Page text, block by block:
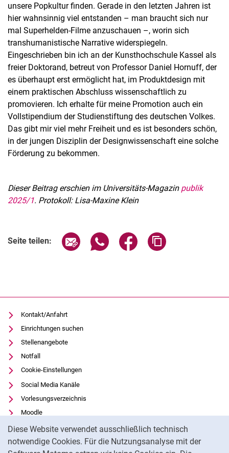
Diese Website verwendet ausschließlich technisch
notwendige Cookies. Für die Nutzungsanalyse mit der
unsere Popkultur finden. Gerade in den letzten Jahren ist
hier wahnsinnig viel entstanden – man braucht sich nur
mal Superhelden-Filme anzuschauen –, worin sich
transhumanistische Narrative widerspiegeln.
Eingeschrieben bin ich an der Kunsthochschule Kassel als
freier Doktorand, betreut von Professor Daniel Hornuff, der
es überhaupt erst ermöglicht hat, im Produktdesign mit
einem praktischen Abschluss wissenschaftlich zu
promovieren. Ich erhalte für meine Promotion auch ein
Vollstipendium der Studienstiftung des deutschen Volkes.
Das gibt mir viel mehr Freiheit und es ist besonders schön,
in der jungen Disziplin der Designwissenschaft eine solche
Förderung zu bekommen.
Dieser Beitrag erschien im Universitäts-Magazin publik
2025/1. Protokoll: Lisa-Maxine Klein
Seite teilen: Seite über E-Mail teilen
Seite über WhatsApp teilen
Seite über Facebook
Kontakt/Anfahrt
Einrichtungen suchen
Stellenangebote
Notfall
Cookie-Einstellungen
Social Media Kanäle
Vorlesungsverzeichnis
Moodle
Panopto
Universitätsbibliothek